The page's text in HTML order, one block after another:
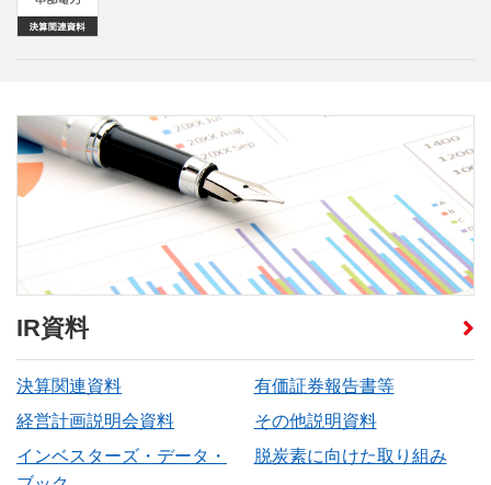
IR資料
決算関連資料
有価証券報告書等
経営計画説明会資料
その他説明資料
インベスターズ・データ・
脱炭素に向けた取り組み